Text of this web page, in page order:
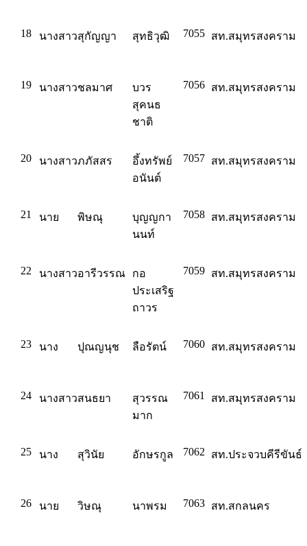
18 นางสาวสุกัญญา สุทธิวุฒิ 7055 สท.สมุทรสงคราม
19 นางสาวชลมาศ
บวร
สุคนธ
ชาติ
7056 สท.สมุทรสงคราม
20 นางสาวภภัสสร
อึ้งทรัพย์
อนันต์
7057 สท.สมุทรสงคราม
21 นาย พิษณุ
บุญญกา
นนท์
7058 สท.สมุทรสงคราม
22 นางสาวอารีวรรณ
กอ
ประเสริฐ
ถาวร
7059 สท.สมุทรสงคราม
23 นาง ปุณญนุช ลือรัตน์ 7060 สท.สมุทรสงคราม
24 นางสาวสนธยา
สุวรรณ
มาก
7061 สท.สมุทรสงคราม
25 นาง สุวินัย อักษรกูล 7062 สท.ประจวบคีรีขันธ์
26 นาย วิษณุ นาพรม 7063 สท.สกลนคร